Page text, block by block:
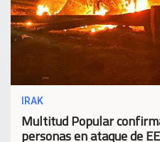
IRAK
Multitud Popular
personas en ataque de